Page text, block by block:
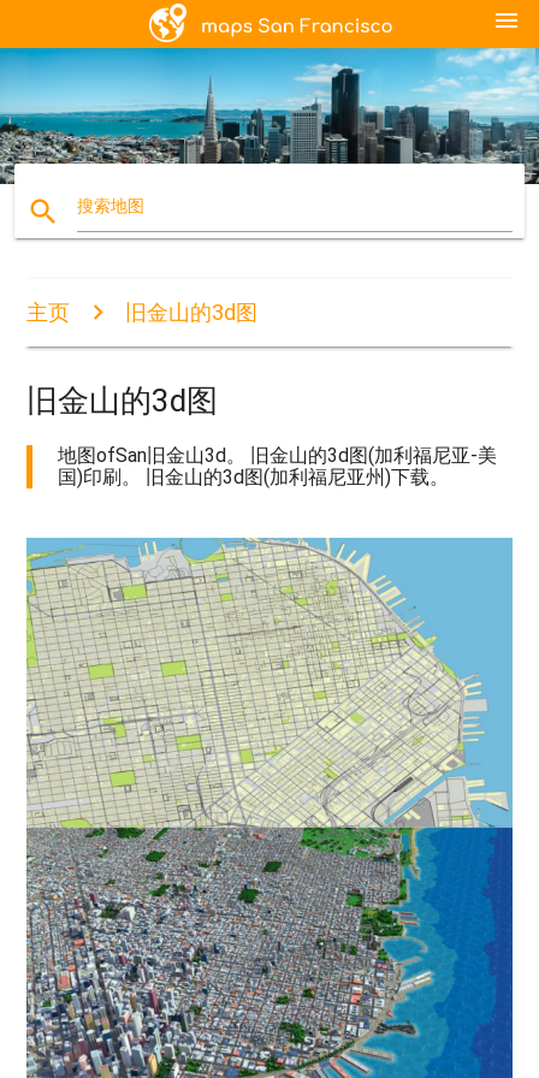
menu
search 搜索地图
主页 旧金山的3d图
旧金山的3d图
地图ofSan旧金山3d。 旧金山的3d图(加利福尼亚-美
国)印刷。 旧金山的3d图(加利福尼亚州)下载。